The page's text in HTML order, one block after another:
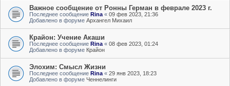
Важное сообщение от Ронны Герман в феврале 2023 г.
Последнее сообщение Rina « 09 фев 2023, 21:36
Добавлено в форуме Архангел Михаил
Крайон: Учение Акаши
Последнее сообщение Rina « 08 фев 2023, 01:24
Добавлено в форуме Крайон
Элохим: Смысл Жизни
Последнее сообщение Rina « 29 янв 2023, 18:23
Добавлено в форуме Ченнелинги